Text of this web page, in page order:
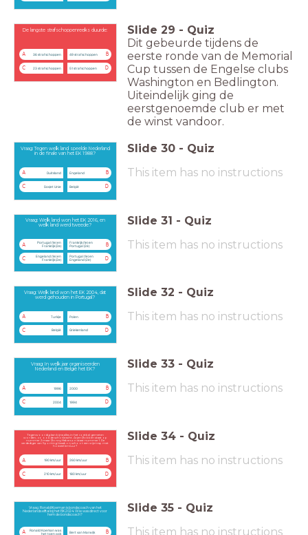
De langste strafschoppenreeks duurde:
A 36 strafschoppen B
49 strafschoppen
C 23 strafschoppen D
51 strafschoppen
Slide 29 - Quiz
Dit gebeurde tijdens de
eerste ronde van de Memorial
Cup tussen de Engelse clubs
Washington en Bedlington.
Uiteindelijk ging de
eerstgenoemde club er met
de winst vandoor.
Vraag: Tegen welk land speelde Nederland
in de finale van het EK 1988?
A Duitsland B
Engeland
C Sovjet Unie D
België
Slide 30 - Quiz
This item has no instructions
Vraag: Welk land won het EK 2016, en
welk land werd tweede?
A
Portugal (1e) en
Frankrijk (2e)
B
Frankrijk (1e) en
Portugal (2e)
C
Engeland (1e) en
Frankrijk (2e)
D
Portugal (1e) en
Engeland (2e)
Slide 31 - Quiz
This item has no instructions
Vraag: Welk land won het EK 2004, dat
werd gehouden in Portugal?
A Turkije B
Polen
C België D
Griekenland
Slide 32 - Quiz
This item has no instructions
Vraag: In welk jaar organiseerden
Nederland en België het EK?
A 1996 B
2000
C 2004 D
1994
Slide 33 - Quiz
This item has no instructions
Tegenwoordig kan bijna alles in het voetbal gemeten
worden, zo ook de schotkracht. Arjen Robben staat op
nummer 2 maar Ronny Heberson staat nummer 1. De
verdediger van Sporting Lissabon schoot een vrije trap met
hoeveel km/uur?
A 190 km/uur B
260 km/uur
C 210 km/uur D
180 km/uur
Slide 34 - Quiz
This item has no instructions
Vraag: Ronald Koeman is bondscoach van het
Nederlands elftal bij het EK 2024. Wie was direct voor
hem de bondscoach?
A
Ronald Koeman was
het toen ook
B
Bert van Marwijk
Slide 35 - Quiz
This item has no instructions